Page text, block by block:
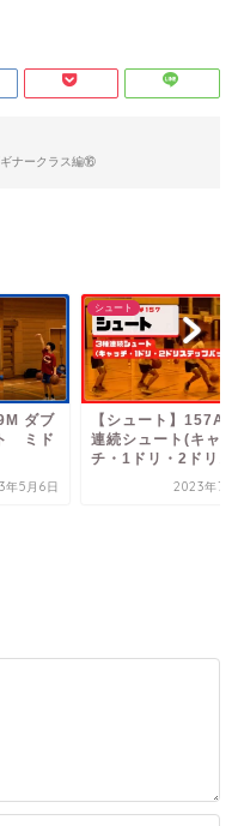
ナークラス編⑯
ダブ
ミド
年5月6日
シュート
【シュート】157A
連続シュート(キャッ
チ・1ドリ・2ドリス
2023年7